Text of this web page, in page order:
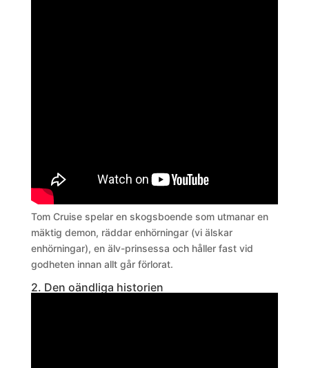
Tom Cruise spelar en skogsboende som utmanar en
mäktig demon, räddar enhörningar (vi älskar
enhörningar), en älv-prinsessa och håller fast vid
godheten innan allt går förlorat.
2. Den oändliga historien